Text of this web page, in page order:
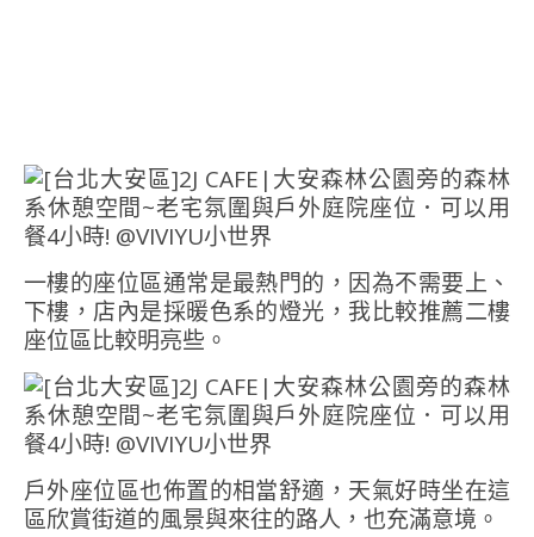
一樓的座位區通常是最熱門的，因為不需要上、
下樓，店內是採暖色系的燈光，我比較推薦二樓
座位區比較明亮些。
戶外座位區也佈置的相當舒適，天氣好時坐在這
區欣賞街道的風景與來往的路人，也充滿意境。